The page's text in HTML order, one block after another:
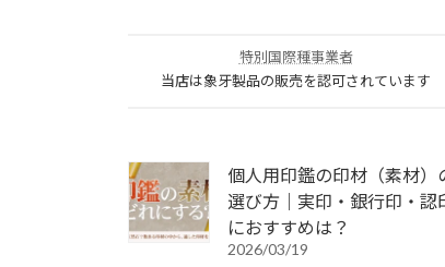
特別国際種事業者
当店は象牙製品の販売を認可されています
個人用印鑑の印材（素材）
選び方｜実印・銀行印・認
におすすめは？
2026/03/19